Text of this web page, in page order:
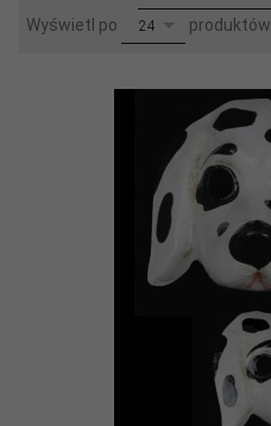
Wyświetl po pop24 produktów